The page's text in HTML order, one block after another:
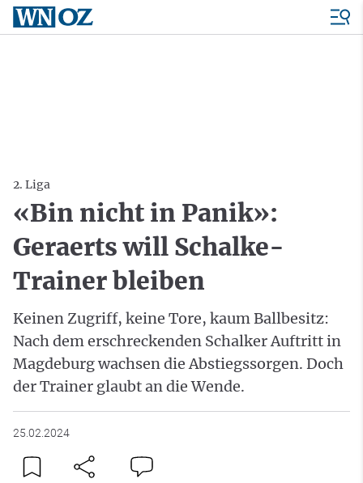
2. Liga
«Bin nicht in Panik»:
Geraerts will Schalke-
Trainer bleiben
Keinen Zugriff, keine Tore, kaum Ballbesitz:
Nach dem erschreckenden Schalker Auftritt in
Magdeburg wachsen die Abstiegssorgen. Doch
der Trainer glaubt an die Wende.
25.02.2024